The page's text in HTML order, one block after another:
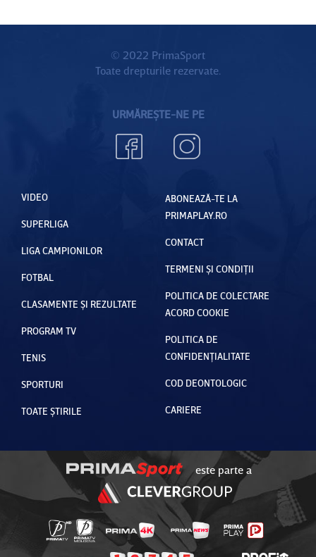
© 2022 PrimaSport
Toate drepturile rezervate.
URMĂREȘTE-NE PE
VIDEO
SUPERLIGA
LIGA CAMPIONILOR
FOTBAL
CLASAMENTE ȘI REZULTATE
PROGRAM TV
TENIS
SPORTURI
TOATE ȘTIRILE
ABONEAZĂ-TE LA
PRIMAPLAY.RO
CONTACT
TERMENI ȘI CONDIȚII
POLITICA DE COLECTARE
ACORD COOKIE
POLITICA DE
CONFIDENȚIALITATE
COD DEONTOLOGIC
CARIERE
este parte a